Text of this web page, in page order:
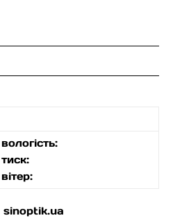
вологість:
тиск:
вітер:
sinoptik.ua